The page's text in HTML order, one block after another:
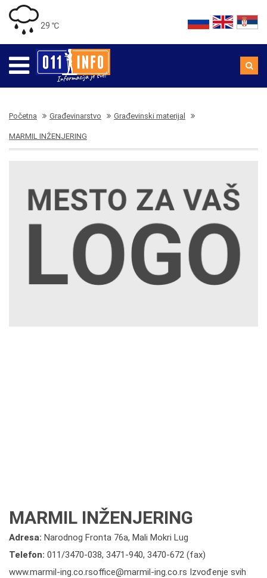
29 ℃
Početna Građevinarstvo Građevinski materijal
MARMIL INŽENJERING
MARMIL INŽENJERING
Adresa: Narodnog Fronta 76a, Mali Mokri Lug
Telefon: 011/3470-038, 3471-940, 3470-672 (fax)
www.marmil-ing.co.rsoffice@marmil-ing.co.rs Izvođenje svih